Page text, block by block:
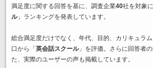
満足度に関する回答を基に、調査企業40社を対象
ル」ランキングを発表しています。
総合満足度だけでなく、年代、目的、カリキュラ
口から「 英会話スクール」を評価。さらに回答者
た、実際のユーザーの声も掲載しています。